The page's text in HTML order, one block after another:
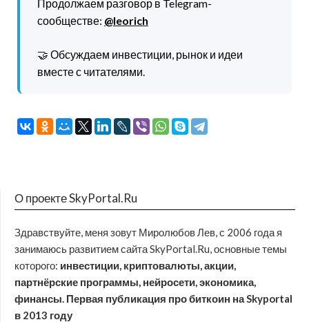
Продолжаем разговор в Telegram-
сообществе: @leorich
🤝 Обсуждаем инвестиции, рынок и идеи
вместе с читателями.
О проекте SkyPortal.Ru
Здравствуйте, меня зовут Миролюбов Лев, с 2006 года я
занимаюсь развитием сайта SkyPortal.Ru, основные темы
которого: инвестиции, криптовалюты, акции,
партнёрские программы, нейросети, экономика,
финансы. Первая публикация про биткоин на Skyportal
в 2013 году